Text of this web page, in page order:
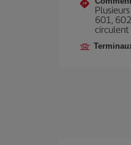
601,
circulent